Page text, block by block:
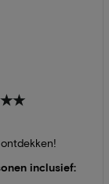
inclusief: